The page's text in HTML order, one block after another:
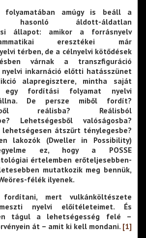
folyamatában amúgy is beáll a
hasonló áldott-áldatlan
állapot: amikor a forrásnyelv
grammatikai eresztékei már
térben, de a célnyelvi kötődések
várnak a transzfiguráció
nyelvi inkarnáció előtti hatásszünet
alapregisztere, mintha saját
egy fordítási folyamat nyelvi
De persze miből fordít?
reálisba? Reálisból
Lehetségesből valóságosba?
lehetségesen átszűrt ténylegesbe?
lakozók (Dweller in Possibility)
ez, hogy a POSSE
értelemben erőteljesebben-
mutatkozik meg bennük,
félék ilyenek.
mert vulkánköltészete
nyelvi előítéleteimet. És
tágul a lehetségesség felé –
át – amit ki kell mondani. [1]